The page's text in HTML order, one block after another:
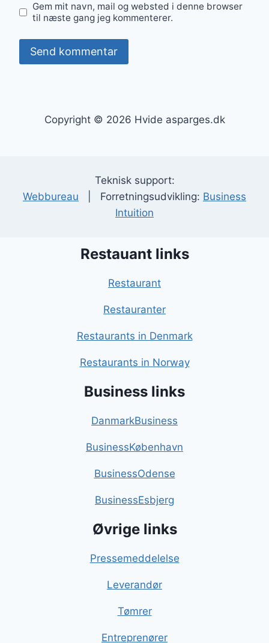
Gem mit navn, mail og websted i denne browser
til næste gang jeg kommenterer.
Copyright © 2026 Hvide asparges.dk
Teknisk support:
Webbureau | Forretningsudvikling: Business
Intuition
Restauant links
Restaurant
Restauranter
Restaurants in Denmark
Restaurants in Norway
Business links
DanmarkBusiness
BusinessKøbenhavn
BusinessOdense
BusinessEsbjerg
Øvrige links
Pressemeddelelse
Leverandør
Tømrer
Entreprenører